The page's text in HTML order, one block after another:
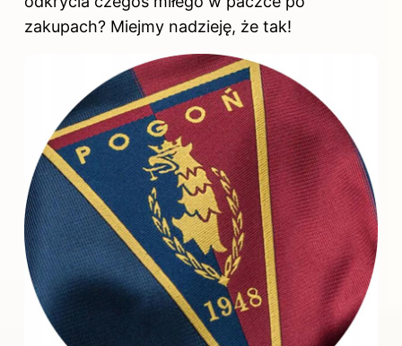
zakupach? Miejmy nadzieję, że tak!